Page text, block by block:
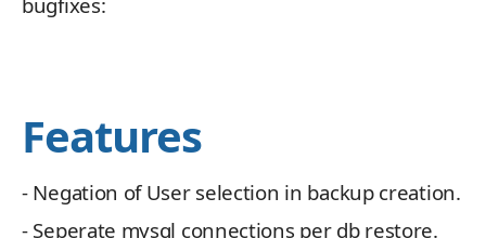
Features
- Negation of User selection in backup creation.
- Seperate mysql connections per db restore.